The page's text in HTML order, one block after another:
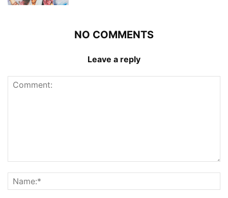
NO COMMENTS
Leave a reply